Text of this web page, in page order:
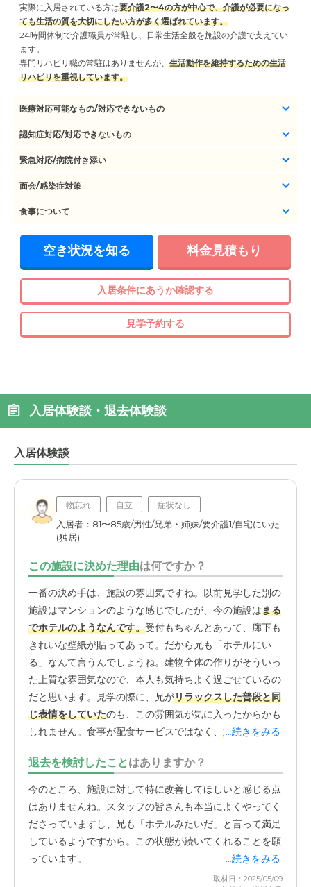
実際に入居されている方は要介護2〜4の方が中心で、介護が必要になっ
ても生活の質を大切にしたい方が多く選ばれています。
24時間体制で介護職員が常駐し、日常生活全般を施設の介護で支えてい
ます。
専門リハビリ職の常駐はありませんが、 生活動作を維持するための生活
リハビリを重視しています。
医療対応可能なもの/対応できないもの
認知症対応/対応できないもの
緊急対応/病院付き添い
面会/感染症対策
食事について
空き状況を知る 料金見積もり
入居条件にあうか確認する
見学予約する
入居体験談・退去体験談
入居体験談
物忘れ 自立 症状なし
入居者：81〜85歳/男性/兄弟・姉妹/要介護1/自宅にいた
(独居)
この施設に決めた理由は何ですか？
一番の決め手は、施設の雰囲気ですね。以前見学した別の
施設はマンションのような感じでしたが、今の施設はまる
でホテルのようなんです。受付もちゃんとあって、廊下も
きれいな壁紙が貼ってあって。だから兄も「ホテルにい
る」なんて言うんでしょうね。建物全体の作りがそういっ
た上質な雰囲気なので、本人も気持ちよく過ごせているの
だと思います。見学の際に、兄がリラックスした普段と同
じ表情をしていたのも、この雰囲気が気に入ったからかも
しれません。食事が配食サービスではなく、 施設内の厨房
けじゃなくて、そこで調理された温かいものが提供される
のは、やはり嬉しいですよね。毎月の報告で送られてくる
写真でも、美味しそうな食事を前にした兄の姿を見ると安
心します。玄関には受付の方がいらっしゃって、しっかり
と出入りを管理されているのでセキュリティ面でも安心で
す。以前、兄は友人トラブルがあったのですが、その友人
...続きをみる
退去を検討したことはありますか？
今のところ、施設に対して特に改善してほしいと感じる点
はありませんね。スタッフの皆さんも本当によくやってく
ださっていますし、兄も「ホテルみたいだ」と言って満足
しているようですから。この状態が続いてくれることを願
っています。
...続きをみる
取材日：2025/05/09